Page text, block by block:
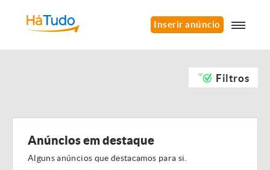
Inserir anúncio
Filtros
Anúncios em destaque
Alguns anúncios que destacamos para si.